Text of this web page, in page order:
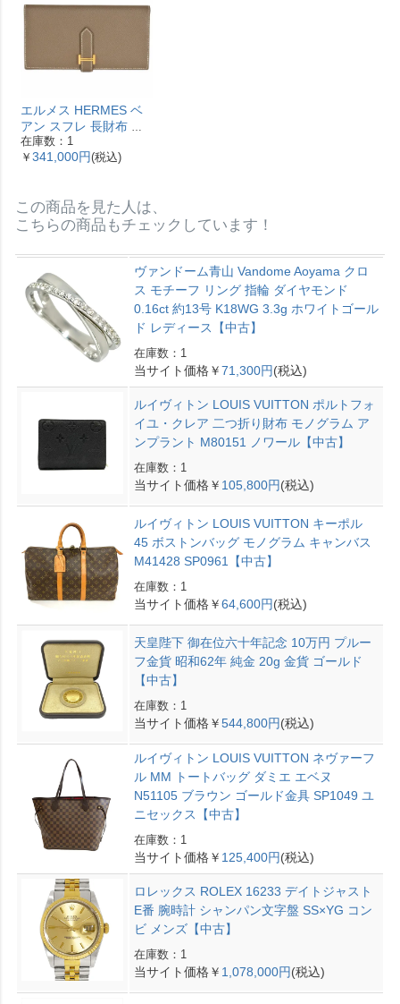
エルメス HERMES ベ
アン スフレ 長財布 ヴ
ォーエプソン Y刻印 エ
トゥープ ゴールド金具
在庫数：1
￥ 341,000円(税込)
この商品を見た人は、
こちらの商品もチェックしています！
ヴァンドーム青山 Vandome Aoyama クロ
ス モチーフ リング 指輪 ダイヤモンド
0.16ct 約13号 K18WG 3.3g ホワイトゴール
ド レディース【中古】
在庫数：1
当サイト価格￥71,300円(税込)
ルイヴィトン LOUIS VUITTON ポルトフォ
イユ・クレア 二つ折り財布 モノグラム ア
ンプラント M80151 ノワール【中古】
在庫数：1
当サイト価格￥ 105,800円(税込)
ルイヴィトン LOUIS VUITTON キーポル
45 ボストンバッグ モノグラム キャンバス
M41428 SP0961【中古】
在庫数：1
当サイト価格￥64,600円(税込)
天皇陛下 御在位六十年記念 10万円 プルー
フ金貨 昭和62年 純金 20g 金貨 ゴールド
【中古】
在庫数：1
当サイト価格￥544,800円(税込)
ルイヴィトン LOUIS VUITTON ネヴァーフ
ル MM トートバッグ ダミエ エベヌ
N51105 ブラウン ゴールド金具 SP1049 ユ
ニセックス【中古】
在庫数：1
当サイト価格￥ 125,400円(税込)
ロレックス ROLEX 16233 デイトジャスト
E番 腕時計 シャンパン文字盤 SS×YG コン
ビ メンズ【中古】
在庫数：1
当サイト価格￥ 1,078,000円(税込)